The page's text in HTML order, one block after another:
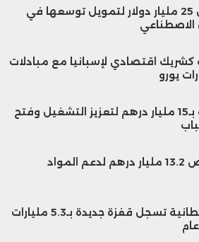
ألفابت تتجه لاقتراض 25 مليار دولار لتمويل توسعها في
الاصطناعي
كشريك اقتصادي لإسبانيا مع مبادلات
الحكومة تطلق خطة بـ15 مليار درهم لتعزيز التشغيل وفتح
أخنوش يعلن تخصيص 13.2 مليار درهم لدعم المواد
التجارة المغربية البريطانية تسجل قفزة جديدة بـ5.3 مليارات